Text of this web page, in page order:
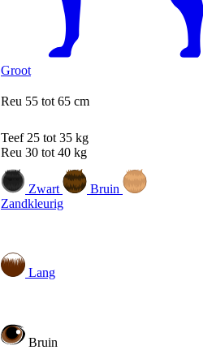
Groot
Reu 55 tot 65 cm
Teef 25 tot 35 kg
Reu 30 tot 40 kg
Zwart
Bruin
Zandkleurig
Lang
Bruin